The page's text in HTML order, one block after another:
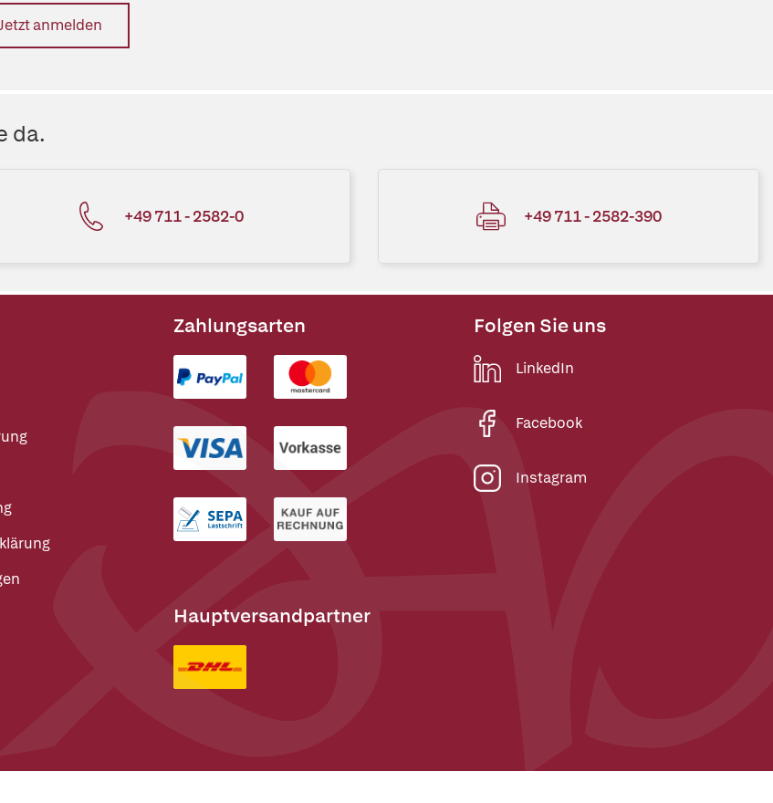
anmelden
da.
+49 711 - 2582-0 +49 711 - 2582-390
Zahlungsarten
Hauptversandpartner
Folgen Sie uns
LinkedIn
Facebook
Instagram